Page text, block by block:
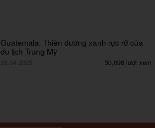
Guatemala: Thiên đường xanh rực rỡ của
du lịch Trung Mỹ
28.04.2025 30,098 lượt xem